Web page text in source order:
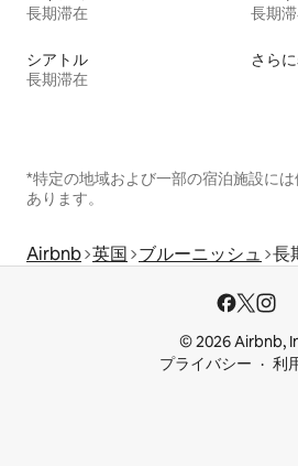
長期滞在
長期
シアトル
長期滞在
さら
*特定の地域および一部の宿泊施設に
あります。
Airbnb 英国 ブルーニッシュ 長
© 2026 Airbnb,
プライバシー
利